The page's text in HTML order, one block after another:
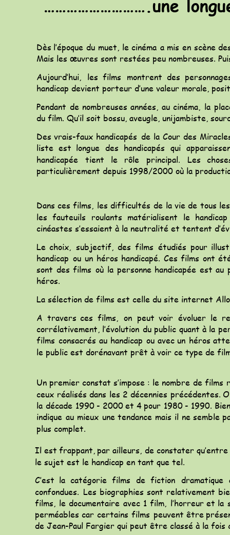
Il est frappant, par ailleurs, de constater qu’entre
le sujet est le handicap en tant que tel.
C’est la catégorie films de fiction dramatique
confondues. Les biographies sont relativement
films, le documentaire avec 1 film, l’horreur et la
perméables car certains films peuvent être
de Jean-Paul Fargier qui peut être classé à la fois
Un premier constat s’impose : le nombre de films
ceux réalisés dans les 2 décennies précédentes.
la décade 1990 - 2000et 4 pour 1980 - 1990. Bien
indique au mieux une tendance mais il ne semble
plus complet.
Dans ces films, les difficultés de la vie de tous les
les fauteuils roulants matérialisent le handicap
cinéastes s’essaient à la neutralité et tentent
Le choix, subjectif, des films étudiés pour
handicap ou un héros handicapé. Ces films ont
sont des films où la personne handicapée est au
héros.
La sélection de films est celle du site internet
A travers ces films, on peut voir évoluer le
corrélativement, l’évolution du public quant à la
films consacrés au handicap ou avec un héros
le public est dorénavant prêt à voir ce type de
……………………….une
Dès l’époque du muet, le cinéma a mis en scène
Mais les œuvres sont restées peu nombreuses.
Aujourd’hui, les films montrent des
handicap devient porteur d’une valeur morale,
Pendant de nombreuses années, au cinéma, la
du film. Qu’il soit bossu, aveugle, unijambiste,
Des vrais-faux handicapés de la Cour des
liste est longue des handicapés qui
handicapée
tient le rôle principal. Les
particulièrement depuis 1998/2000 où la